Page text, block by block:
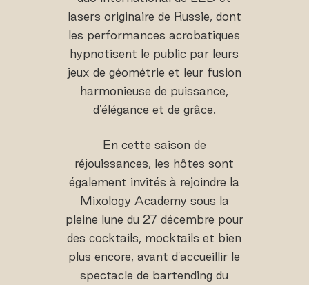
lasers originaire de Russie, dont
les performances acrobatiques
hypnotisent le public par leurs
jeux de géométrie et leur fusion
harmonieuse de puissance,
d'élégance et de grâce.
En cette saison de
réjouissances, les hôtes sont
également invités à rejoindre la
Mixology Academy sous la
pleine lune du 27 décembre pour
des cocktails, mocktails et bien
plus encore, avant d'accueillir le
spectacle de bartending du